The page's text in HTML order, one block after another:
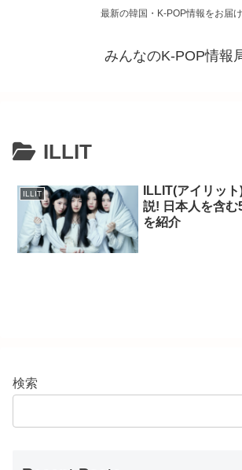
最新の韓国・K-POP情報をお届け
みんなのK-POP情報
ILLIT
ILLIT
ILLIT(アイリッ
説! 日本人を含
を紹介
検索